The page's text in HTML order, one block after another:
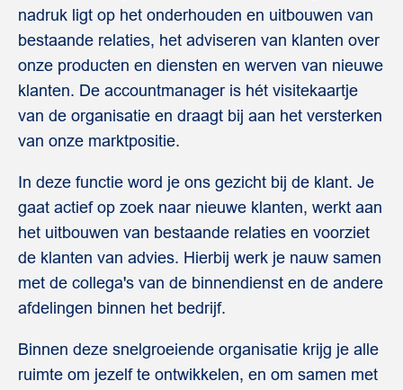
nadruk ligt op het onderhouden en uitbouwen van
bestaande relaties, het adviseren van klanten over
onze producten en diensten en werven van nieuwe
klanten. De accountmanager is hét visitekaartje
van de organisatie en draagt bij aan het versterken
van onze marktpositie.
In deze functie word je ons gezicht bij de klant. Je
gaat actief op zoek naar nieuwe klanten, werkt aan
het uitbouwen van bestaande relaties en voorziet
de klanten van advies. Hierbij werk je nauw samen
met de collega's van de binnendienst en de andere
afdelingen binnen het bedrijf.
Binnen deze snelgroeiende organisatie krijg je alle
ruimte om jezelf te ontwikkelen, en om samen met